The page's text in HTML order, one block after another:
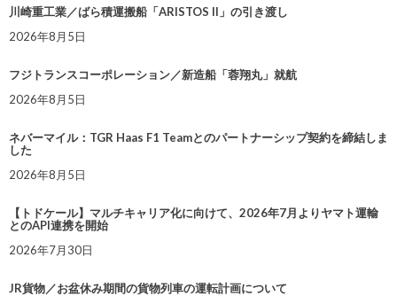
川崎重工業／ばら積運搬船「ARISTOS II」の引き渡し
2026年8月5日
フジトランスコーポレーション／新造船「蓉翔丸」就航
2026年8月5日
ネバーマイル：TGR Haas F1 Teamとのパートナーシップ契約を締結しま
した
2026年8月5日
【トドケール】マルチキャリア化に向けて、2026年7月よりヤマト運輸
とのAPI連携を開始
2026年7月30日
JR貨物／お盆休み期間の貨物列車の運転計画について